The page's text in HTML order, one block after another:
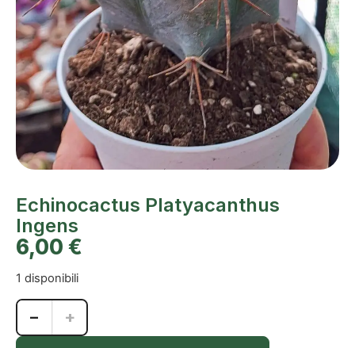
Echinocactus Platyacanthus
Ingens
6,00 €
1 disponibili
− +